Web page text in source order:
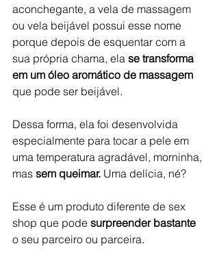
aconchegante, a vela de massagem
ou vela beijável possui esse nome
porque depois de esquentar com a
sua própria chama, ela se transforma
em um óleo aromático de massagem
que pode ser beijável.
Dessa forma, ela foi desenvolvida
especialmente para tocar a pele em
uma temperatura agradável, morninha,
mas sem queimar. Uma delícia, né?
Esse é um produto diferente de sex
shop que pode surpreender bastante
o seu parceiro ou parceira.